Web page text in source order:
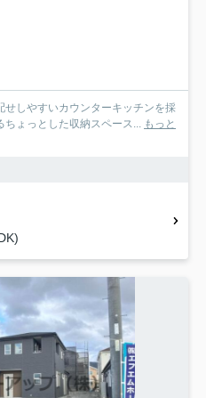
しやすいカウンターキッチンを採
ちょっとした収納スペース... もっと